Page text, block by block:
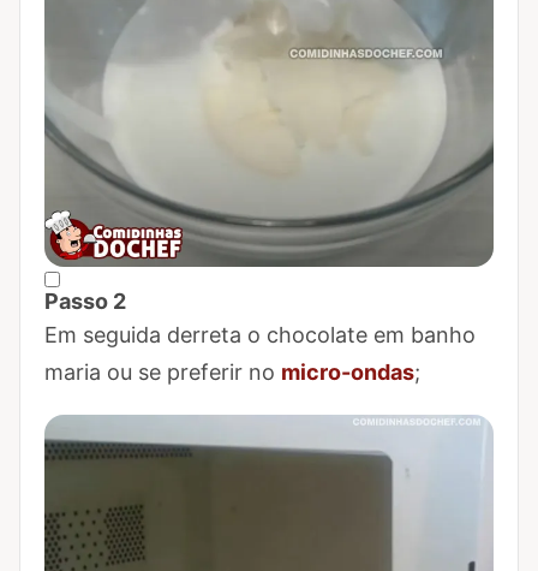
Passo 2
Marcar Passo 2 como concluído
Em seguida derreta o chocolate em banho
maria ou se preferir no micro-ondas;